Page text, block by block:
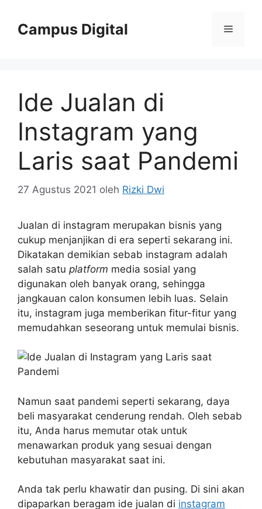
Campus Digital Menu
Ide Jualan di
Instagram yang
Laris saat Pandemi
27 Agustus 2021 oleh Rizki Dwi
Jualan di instagram merupakan bisnis yang
cukup menjanjikan di era seperti sekarang ini.
Dikatakan demikian sebab instagram adalah
salah satu platform media sosial yang
digunakan oleh banyak orang, sehingga
jangkauan calon konsumen lebih luas. Selain
itu, instagram juga memberikan fitur-fitur yang
memudahkan seseorang untuk memulai bisnis.
Namun saat pandemi seperti sekarang, daya
beli masyarakat cenderung rendah. Oleh sebab
itu, Anda harus memutar otak untuk
menawarkan produk yang sesuai dengan
kebutuhan masyarakat saat ini.
Anda tak perlu khawatir dan pusing. Di sini akan
dipaparkan beragam ide jualan di instagram